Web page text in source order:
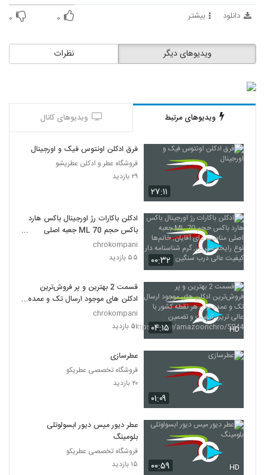
دانلود بیشتر ۰ ۰
نظرات ویدیوهای دیگر
ویدیوهای مرتبط ویدیوهای کانال
۲۷:۱۱
فرق ادکلن اونتوس فیک و اورجینال
فروشگاه عطر و ادکلن عطریشو
۲۹ بازدید
۰۰:۳۲
ادکلن باکارات رژ اورجینال باکس هارد
باکس حجم ML 70 جعبه اصلی
مناسب برای آقایان, خانم‌ها نوع رایحه
شیرین, گرم شناسنامه دار کیفیت عالی
درب سنگین
chrokompani
۵۵ بازدید
۰۴:۱۵ HD
قسمت 2 بهترین و پر فروش‌ترین
ادکلن های موجود ارسال تک و عمده
برای هر نقطه کشور با عالی ترین
کیفیت و تضمین
chrokompani
۵۱ بازدید
۰۱:۰۹
عطرسازی
فروشگاه تخصصی عطریکو
۲۰ بازدید
۰۰:۵۹ HD
عطر دیور میس دیور ابسولوتلی
بلومینگ
فروشگاه تخصصی عطریکو
۱۵ بازدید